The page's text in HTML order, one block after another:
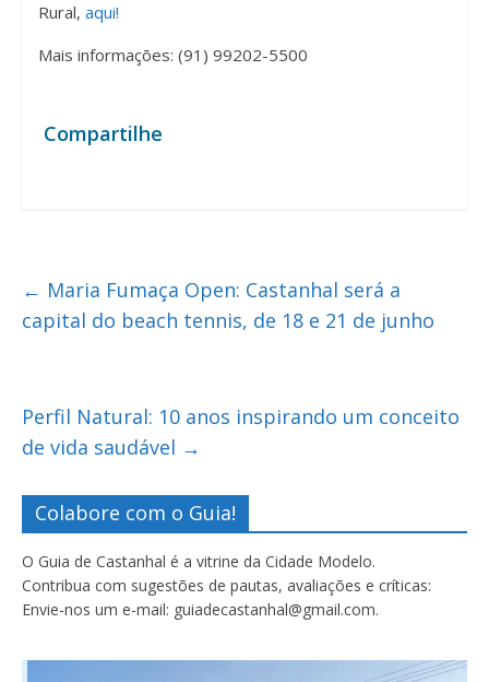
Rural, aqui!
Mais informações: (91) 99202-5500
Compartilhe
← Maria Fumaça Open: Castanhal será a
capital do beach tennis, de 18 e 21 de junho
Perfil Natural: 10 anos inspirando um conceito
de vida saudável →
Colabore com o Guia!
O Guia de Castanhal é a vitrine da Cidade Modelo.
Contribua com sugestões de pautas, avaliações e críticas:
Envie-nos um e-mail: guiadecastanhal@gmail.com.